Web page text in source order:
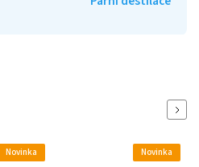
Novinka Novinka
Next